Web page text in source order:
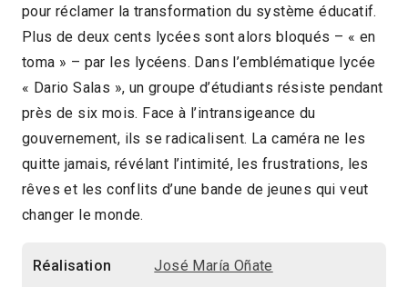
2015 > Muestra: L'âge des possibles: L'âge
des convictions
2015 > Panorama des associations
pour réclamer la transformation du système éducatif.
Plus de deux cents lycées sont alors bloqués – « en
toma » – par les lycéens. Dans l’emblématique lycée
« Dario Salas », un groupe d’étudiants résiste pendant
près de six mois. Face à l’intransigeance du
gouvernement, ils se radicalisent. La caméra ne les
quitte jamais, révélant l’intimité, les frustrations, les
rêves et les conflits d’une bande de jeunes qui veut
changer le monde.
Réalisation José María Oñate